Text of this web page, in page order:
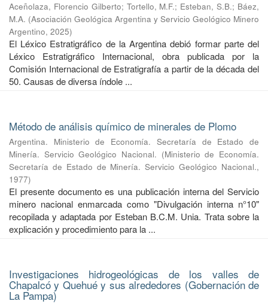
Aceñolaza, Florencio Gilberto; Tortello, M.F.; Esteban, S.B.; Báez,
M.A. (Asociación Geológica Argentina y Servicio Geológico Minero
Argentino, 2025)
El Léxico Estratigráfico de la Argentina debió formar parte del
Léxico Estratigráfico Internacional, obra publicada por la
Comisión Internacional de Estratigrafía a partir de la década del
50. Causas de diversa índole ...
Método de análisis químico de minerales de Plomo
Argentina. Ministerio de Economía. Secretaría de Estado de
Minería. Servicio Geológico Nacional. (Ministerio de Economía.
Secretaría de Estado de Minería. Servicio Geológico Nacional.,
1977)
El presente documento es una publicación interna del Servicio
minero nacional enmarcada como "Divulgación interna n°10"
recopilada y adaptada por Esteban B.C.M. Unia. Trata sobre la
explicación y procedimiento para la ...
Investigaciones hidrogeológicas de los valles de
Chapalcó y Quehué y sus alrededores (Gobernación de
La Pampa)